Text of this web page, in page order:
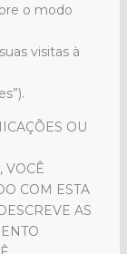
o modo
visitas à
OU
VOCÊ
COM ESTA
AS